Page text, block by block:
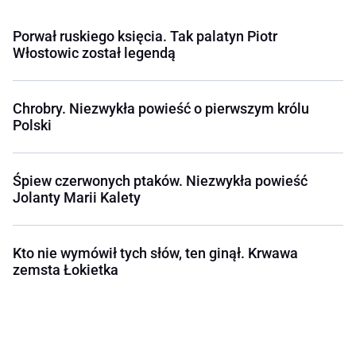
Porwał ruskiego księcia. Tak palatyn Piotr
Włostowic został legendą
Chrobry. Niezwykła powieść o pierwszym królu
Polski
Śpiew czerwonych ptaków. Niezwykła powieść
Jolanty Marii Kalety
Kto nie wymówił tych słów, ten ginął. Krwawa
zemsta Łokietka